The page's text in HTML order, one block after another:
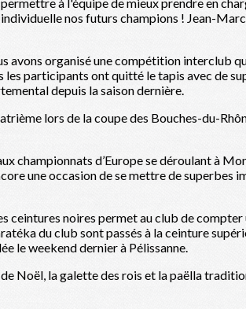
à l'équipe de mieux prendre en
nos futurs champions ! Jean-
avons organisé une compétition interclub
participants ont quitté le tapis avec de
depuis la saison dernière.
lors de la coupe des Bouches-du-
championnats d’Europe se déroulant à
une occasion de se mettre de superbes
ceintures noires permet au club de
du club sont passés à la ceinture
le weekend dernier à Pélissanne.
Noël, la galette des rois et la paëlla